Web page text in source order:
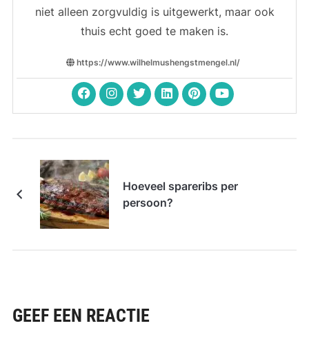
niet alleen zorgvuldig is uitgewerkt, maar ook
thuis echt goed te maken is.
https://www.wilhelmushengstmengel.nl/
Hoeveel spareribs per
persoon?
GEEF EEN REACTIE